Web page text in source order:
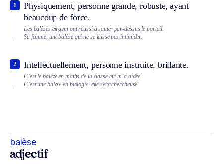
Physiquement, personne grande, robuste, ayant
beaucoup de force.
1
Les balèzes en gym ont réussi à sauter par-dessus le portail.
Sa femme, une balèze qui ne se laisse pas intimider.
Intellectuellement, personne instruite, brillante.
2
C’est le balèze en maths de la classe qui m’a aidée.
C’est une balèze en biologie, elle sera chercheuse.
balèse
adjectif